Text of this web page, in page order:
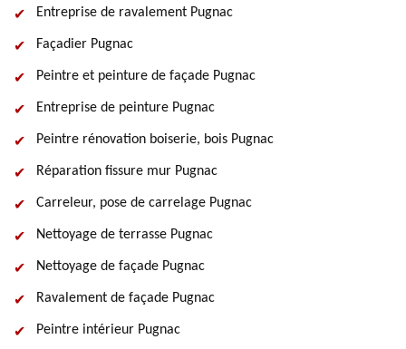
Entreprise de ravalement Pugnac
Façadier Pugnac
Peintre et peinture de façade Pugnac
Entreprise de peinture Pugnac
Peintre rénovation boiserie, bois Pugnac
Réparation fissure mur Pugnac
Carreleur, pose de carrelage Pugnac
Nettoyage de terrasse Pugnac
Nettoyage de façade Pugnac
Ravalement de façade Pugnac
Peintre intérieur Pugnac